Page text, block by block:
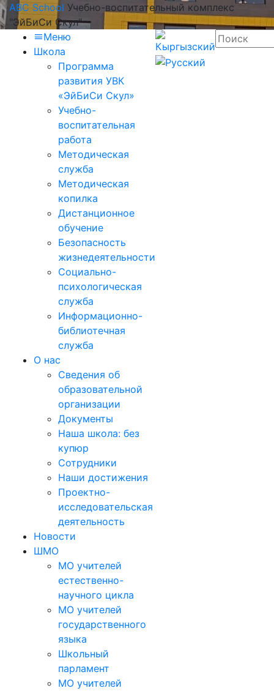
ABC School Учебно-воспитательный комплекс
"ЭйБиСи Скул"
Меню
Школа
Программа
развития УВК
«ЭйБиСи Скул»
Учебно-
воспитательная
работа
Методическая
служба
Методическая
копилка
Дистанционное
обучение
Безопасность
жизнедеятельности
Социально-
психологическая
служба
Информационно-
библиотечная
служба
О нас
Сведения об
образовательной
организации
Документы
Наша школа: без
купюр
Сотрудники
Наши достижения
Проектно-
исследовательская
деятельность
Новости
ШМО
МО учителей
естественно-
научного цикла
МО учителей
государственного
языка
Школьный
парламент
МО учителей